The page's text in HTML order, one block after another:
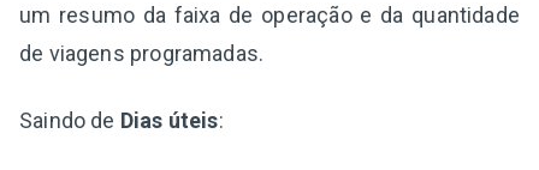
um resumo da faixa de operação e da quantidade
de viagens programadas.
Saindo de Dias úteis: